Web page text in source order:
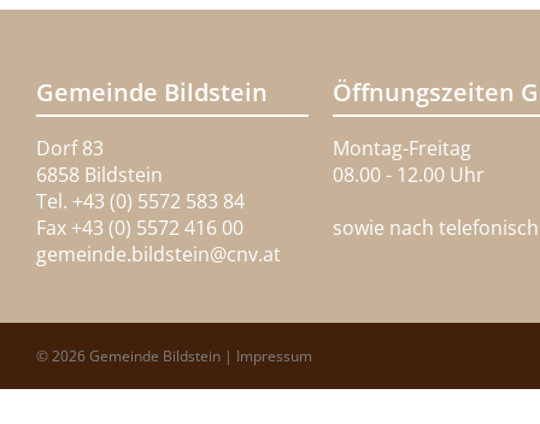
Gemeinde Bildstein
Dorf 83
6858 Bildstein
Tel. +43 (0) 5572 583 84
Fax +43 (0) 5572 416 00
gemeinde.bildstein@cnv.at
Öffnungszeiten
Montag-Freitag
08.00 - 12.00 Uhr
sowie nach
© 2026 Gemeinde Bildstein | Impressum